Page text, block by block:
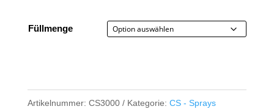
Füllmenge
Artikelnummer: CS3000 Kategorie: CS - Sprays